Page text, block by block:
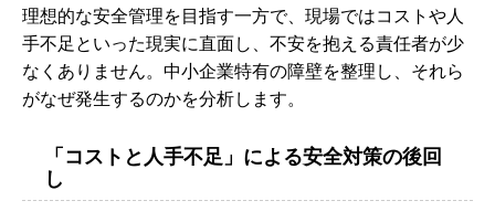
理想的な安全管理を目指す一方で、現場ではコストや人
手不足といった現実に直面し、不安を抱える責任者が少
なくありません。中小企業特有の障壁を整理し、それら
がなぜ発生するのかを分析します。
「コストと人手不足」による安全対策の後回
し